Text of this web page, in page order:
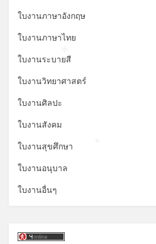
ใบงานภาษาอังกฤษ
ใบงานภาษาไทย
ใบงานระบายสี
ใบงานวิทยาศาสตร์
ใบงานศิลปะ
ใบงานสังคม
ใบงานสุขศึกษา
ใบงานอนุบาล
ใบงานอื่นๆ
*